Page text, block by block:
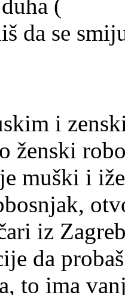
(
da se
i
ženski
muški i
iz
da
to ima